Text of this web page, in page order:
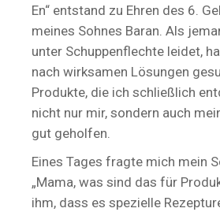
En“ entstand zu Ehren des 6.
meines Sohnes Baran. Als
unter Schuppenflechte leidet,
nach wirksamen Lösungen
Produkte, die ich schließlich
nicht nur mir, sondern auch
gut geholfen.
Eines Tages fragte mich mein
„Mama, was sind das für
ihm, dass es spezielle